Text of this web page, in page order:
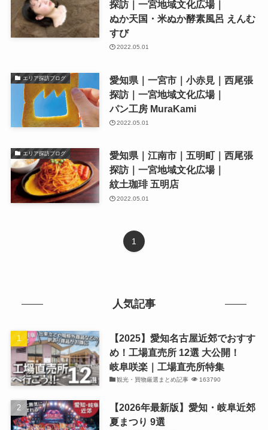
探訪｜一宮地域文化広場｜
ぬか天国・米ぬか酵素風呂 えんむ
すび
2022.05.01
エリア探訪ブログ
愛知県｜一宮市｜小赤見｜西尾張
探訪｜一宮地域文化広場｜
パン工房 MuraKami
2022.05.01
エリア探訪ブログ
愛知県｜江南市｜五明町｜西尾張
探訪｜一宮地域文化広場｜
紋土珈琲 五明店
2022.05.01
1
人気記事
【2025】愛知名古屋近郊でおすす
め！工場直売所 12選 大公開！
岐阜咲楽｜工場直売所特集
観光・買物厳選まとめ記事 163790
【2026年最新版】愛知・岐阜近郊
夏まつり 9選